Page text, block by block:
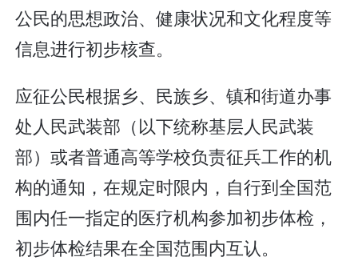
公民的思想政治、健康状况和文化程度等
信息进行初步核查。
应征公民根据乡、民族乡、镇和街道办事
处人民武装部（以下统称基层人民武装
部）或者普通高等学校负责征兵工作的机
构的通知，在规定时限内，自行到全国范
围内任一指定的医疗机构参加初步体检，
初步体检结果在全国范围内互认。